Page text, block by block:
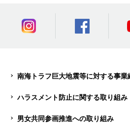
南海トラフ巨大地震等に対する事業
ハラスメント防止に関する取り組み
男女共同参画推進への取り組み